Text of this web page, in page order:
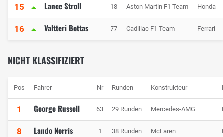
15 Lance Stroll 18 Aston Martin F1 Team Honda
16 Valtteri Bottas 77 Cadillac F1 Team Ferrari
NICHT KLASSIFIZIERT
Pos Fahrer Nr Runden Konstrukteur
1 George Russell 63 29 Runden Mercedes-AMG
8 Lando Norris 1 38 Runden McLaren